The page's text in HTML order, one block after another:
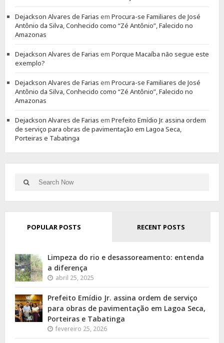
Dejackson Alvares de Farias em Procura-se Familiares de José
Antônio da Silva, Conhecido como “Zé Antônio”, Falecido no
Amazonas
Dejackson Alvares de Farias em Porque Macaíba não segue este
exemplo?
Dejackson Alvares de Farias em Procura-se Familiares de José
Antônio da Silva, Conhecido como “Zé Antônio”, Falecido no
Amazonas
Dejackson Alvares de Farias em Prefeito Emídio Jr. assina ordem
de serviço para obras de pavimentação em Lagoa Seca,
Porteiras e Tabatinga
Search
for:
Search
POPULAR POSTS RECENT POSTS
Limpeza do rio e desassoreamento: entenda
a diferença
abril 25, 2025
Prefeito Emídio Jr. assina ordem de serviço
para obras de pavimentação em Lagoa Seca,
Porteiras e Tabatinga
fevereiro 25, 2026